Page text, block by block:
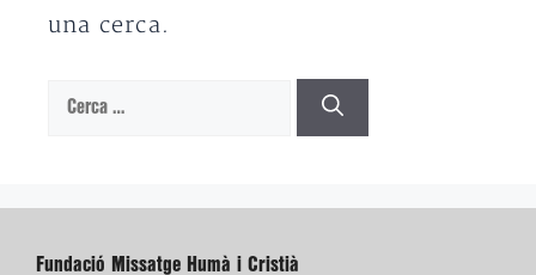
una cerca.
Cerca:
Fundació Missatge Humà i Cristià